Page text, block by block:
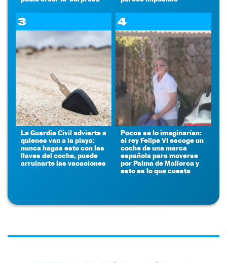
3
La Guardia Civil advierte a
quienes van a la playa:
nunca hagas esto con las
llaves del coche, puede
arruinarte las vacaciones
4
Pocos se lo imaginarían:
el rey Felipe VI escoge un
coche de una marca
española para moverse
por Palma de Mallorca y
esto es lo que cuesta